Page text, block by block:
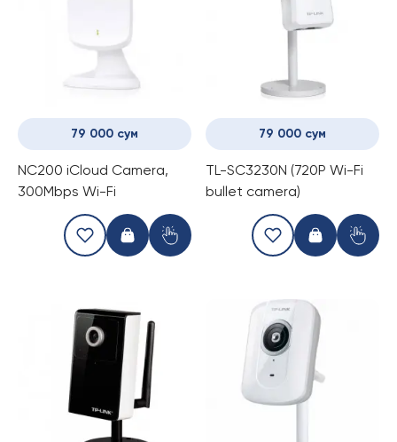
79 000 сум
NC200 iCloud Camera,
300Mbps Wi-Fi
79 000 сум
TL-SC3230N (720P Wi-Fi
bullet camera)